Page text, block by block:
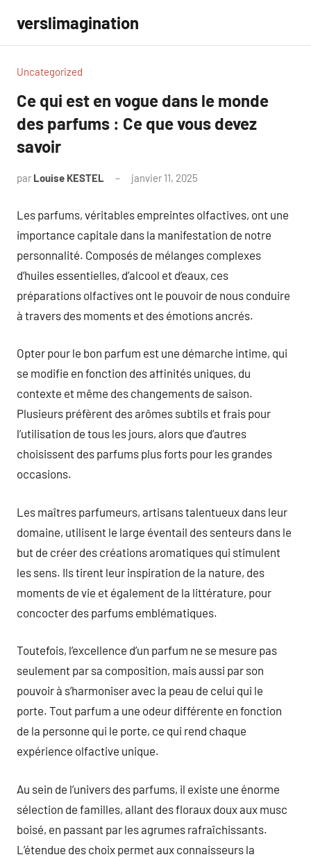
contenu
verslimagination
Uncategorized
Ce qui est en vogue dans le monde
des parfums : Ce que vous devez
savoir
par Louise KESTEL janvier 11, 2025
Les parfums, véritables empreintes olfactives, ont une
importance capitale dans la manifestation de notre
personnalité. Composés de mélanges complexes
d’huiles essentielles, d’alcool et d’eaux, ces
préparations olfactives ont le pouvoir de nous conduire
à travers des moments et des émotions ancrés.
Opter pour le bon parfum est une démarche intime, qui
se modifie en fonction des affinités uniques, du
contexte et même des changements de saison.
Plusieurs préfèrent des arômes subtils et frais pour
l’utilisation de tous les jours, alors que d’autres
choisissent des parfums plus forts pour les grandes
occasions.
Les maîtres parfumeurs, artisans talentueux dans leur
domaine, utilisent le large éventail des senteurs dans le
but de créer des créations aromatiques qui stimulent
les sens. Ils tirent leur inspiration de la nature, des
moments de vie et également de la littérature, pour
concocter des parfums emblématiques.
Toutefois, l’excellence d’un parfum ne se mesure pas
seulement par sa composition, mais aussi par son
pouvoir à s’harmoniser avec la peau de celui qui le
porte. Tout parfum a une odeur différente en fonction
de la personne qui le porte, ce qui rend chaque
expérience olfactive unique.
Au sein de l’univers des parfums, il existe une énorme
sélection de familles, allant des floraux doux aux musc
boisé, en passant par les agrumes rafraîchissants.
L’étendue des choix permet aux connaisseurs la